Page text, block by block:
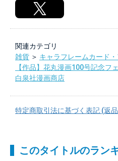
関連カテゴリ
雑貨 ＞ キャラフレームカード
【作品】花丸漫画100号記念フ
白泉社漫画商店
特定商取引法に基づく表記 (返
このタイトルのラン